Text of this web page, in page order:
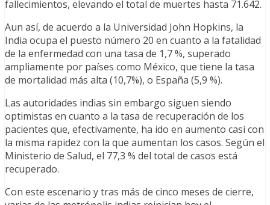
fallecimientos, elevando el total de muertes hasta 71.642.
Aun así, de acuerdo a la Universidad John Hopkins, la
India ocupa el puesto número 20 en cuanto a la fatalidad
de la enfermedad con una tasa de 1,7 %, superado
ampliamente por países como México, que tiene la tasa
de mortalidad más alta (10,7%), o España (5,9 %).
Las autoridades indias sin embargo siguen siendo
optimistas en cuanto a la tasa de recuperación de los
pacientes que, efectivamente, ha ido en aumento casi con
la misma rapidez con la que aumentan los casos. Según el
Ministerio de Salud, el 77,3 % del total de casos está
recuperado.
Con este escenario y tras más de cinco meses de cierre,